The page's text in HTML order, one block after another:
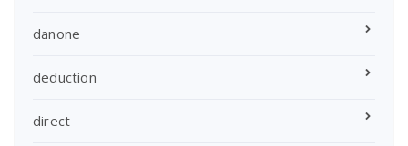
danone
deduction
direct